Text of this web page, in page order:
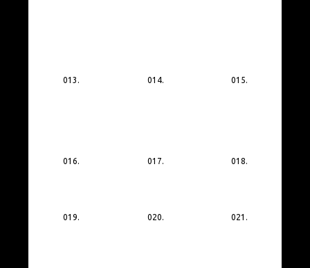
013. 014. 015.
016. 017. 018.
019. 020. 021.